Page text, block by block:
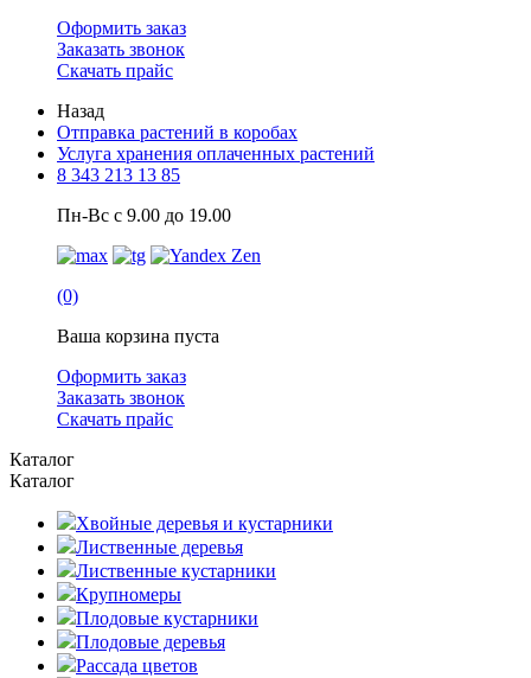
Оформить заказ
Заказать звонок
Скачать прайс
Назад
Отправка растений в коробах
Услуга хранения оплаченных растений
8 343 213 13 85
Пн-Вс с 9.00 до 19.00
(0)
Ваша корзина пуста
Оформить заказ
Заказать звонок
Скачать прайс
Каталог
Каталог
Хвойные деревья и кустарники
Лиственные деревья
Лиственные кустарники
Крупномеры
Плодовые кустарники
Плодовые деревья
Рассада цветов